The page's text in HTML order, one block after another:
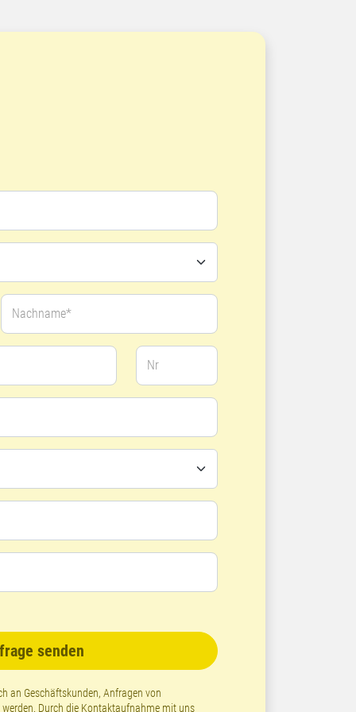
Nachname*
Nr
senden
an Geschäftskunden, Anfragen von
Durch die Kontaktaufnahme mit uns